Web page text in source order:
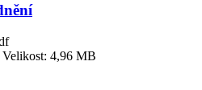
4,96 MB